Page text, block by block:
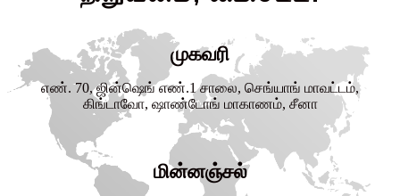
முகவரி
எண். 70, ஜின்ஷெங் எண்.1 சாலை, செங்யாங் மாவட்டம்,
கிங்டாவோ, ஷாண்டோங் மாகாணம், சீனா
மின்னஞ்சல்